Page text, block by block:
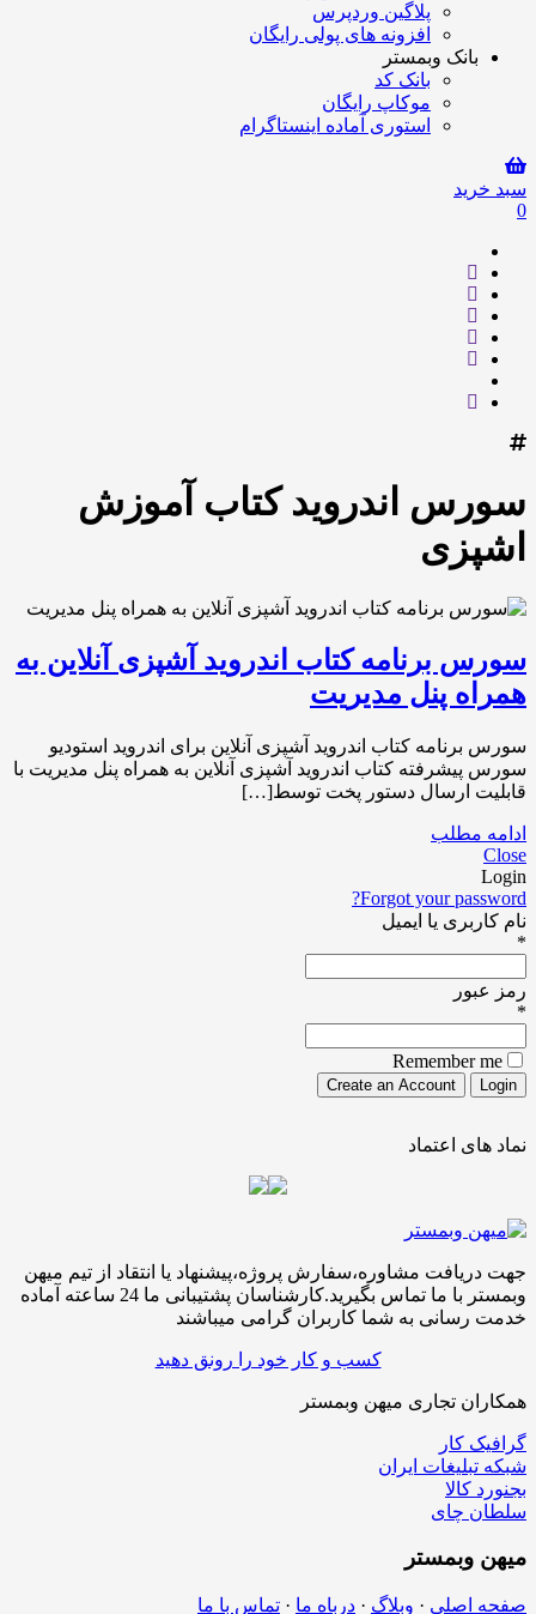
پلاگین وردپرس
افزونه های پولی رایگان
بانک وبمستر
بانک کد
موکاپ رایگان
استوری آماده اینستاگرام
سبد خرید
0
سورس اندروید کتاب آموزش
اشپزی
سورس برنامه کتاب اندروید آشپزی آنلاین به
همراه پنل مدیریت
سورس برنامه کتاب اندروید آشپزی آنلاین برای اندروید استودیو
سورس پیشرفته کتاب اندروید آشپزی آنلاین به همراه پنل مدیریت با
قابلیت ارسال دستور پخت توسط[…]
ادامه مطلب
Close
Login
Forgot your password?
نام کاربری یا ایمیل
*
رمز عبور
*
Remember me
نماد های اعتماد
جهت دریافت مشاوره،سفارش پروژه،پیشنهاد یا انتقاد از تیم میهن
وبمستر با ما تماس بگیرید.کارشناسان پشتیبانی ما 24 ساعته آماده
خدمت رسانی به شما کاربران گرامی میباشند
کسب و کار خود را رونق دهید
همکاران تجاری میهن وبمستر
گرافیک کار
شبکه تبلیغات ایران
بجنورد کالا
سلطان چای
میهن وبمستر
صفحه اصلی · وبلاگ · درباه ما · تماس با ما